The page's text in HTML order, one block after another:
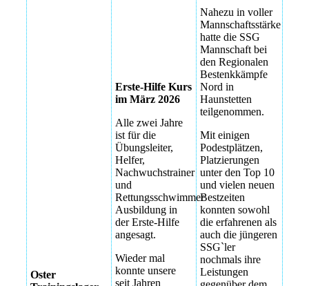
Oster
Erste-Hilfe Kurs
im März 2026
Alle zwei Jahre
ist für die
Übungsleiter,
Helfer,
Nachwuchstrainer
und
Rettungsschwimmer
Ausbildung in
der Erste-Hilfe
angesagt.
Wieder mal
konnte unsere
seit Jahren
Nahezu in voller
Mannschaftsstärke
hatte die SSG
Mannschaft bei
den Regionalen
Bestenkkämpfe
Nord in
Haunstetten
teilgenommen.
Mit einigen
Podestplätzen,
Platzierungen
unter den Top 10
und vielen neuen
Bestzeiten
konnten sowohl
die erfahrenen als
auch die jüngeren
SSG`ler
nochmals ihre
Leistungen